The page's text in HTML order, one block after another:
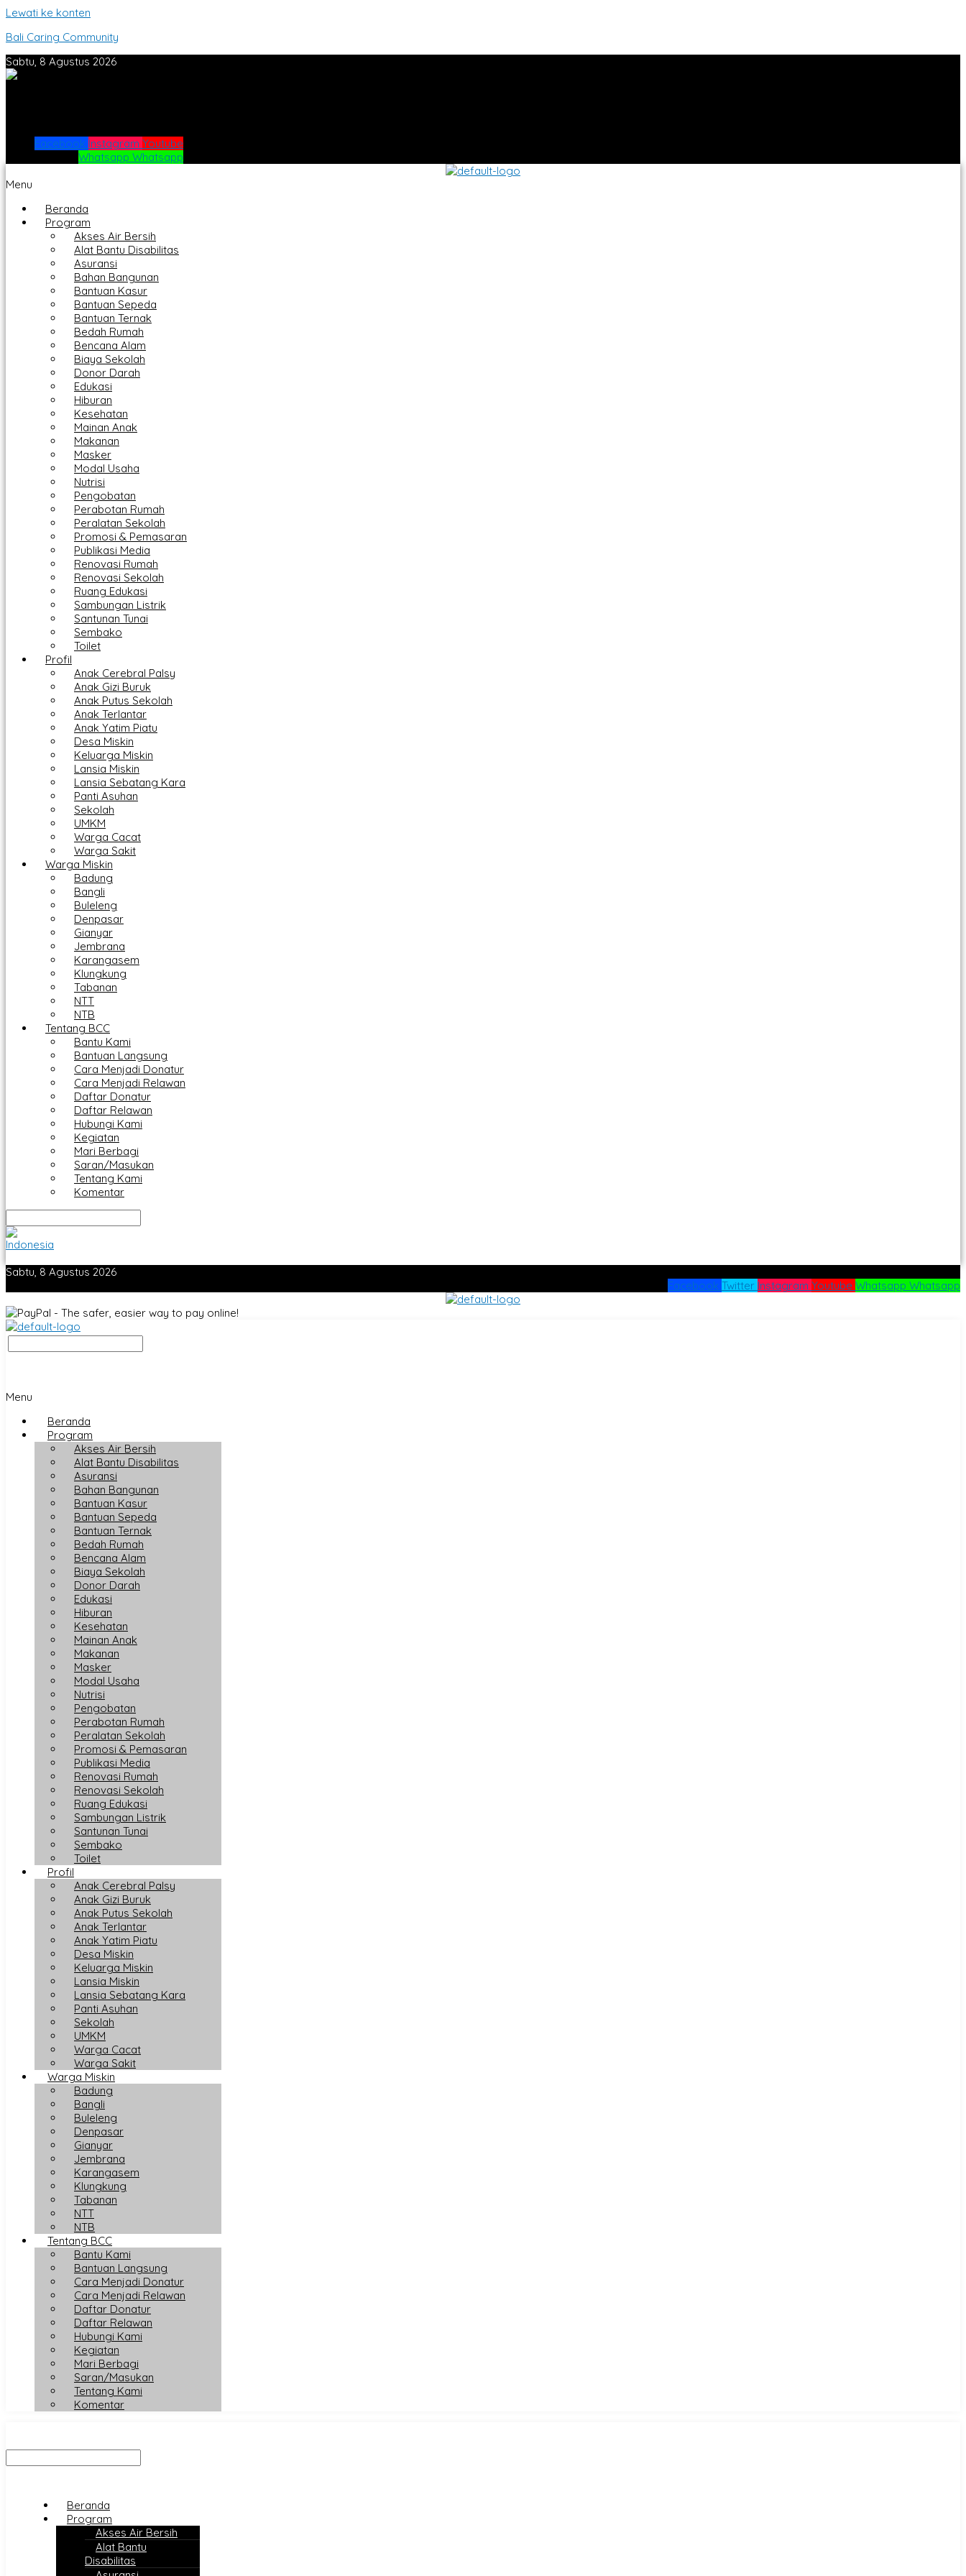
Lewati ke konten
Bali Caring Community
Sabtu, 8 Agustus 2026
Facebook Instagram Youtube
Whatsapp Whatsapp
Menu
Beranda
Program
Akses Air Bersih
Alat Bantu Disabilitas
Asuransi
Bahan Bangunan
Bantuan Kasur
Bantuan Sepeda
Bantuan Ternak
Bedah Rumah
Bencana Alam
Biaya Sekolah
Donor Darah
Edukasi
Hiburan
Kesehatan
Mainan Anak
Makanan
Masker
Modal Usaha
Nutrisi
Pengobatan
Perabotan Rumah
Peralatan Sekolah
Promosi & Pemasaran
Publikasi Media
Renovasi Rumah
Renovasi Sekolah
Ruang Edukasi
Sambungan Listrik
Santunan Tunai
Sembako
Toilet
Profil
Anak Cerebral Palsy
Anak Gizi Buruk
Anak Putus Sekolah
Anak Terlantar
Anak Yatim Piatu
Desa Miskin
Keluarga Miskin
Lansia Miskin
Lansia Sebatang Kara
Panti Asuhan
Sekolah
UMKM
Warga Cacat
Warga Sakit
Warga Miskin
Badung
Bangli
Buleleng
Denpasar
Gianyar
Jembrana
Karangasem
Klungkung
Tabanan
NTT
NTB
Tentang BCC
Bantu Kami
Bantuan Langsung
Cara Menjadi Donatur
Cara Menjadi Relawan
Daftar Donatur
Daftar Relawan
Hubungi Kami
Kegiatan
Mari Berbagi
Saran/Masukan
Tentang Kami
Komentar
Sabtu, 8 Agustus 2026
Facebook Twitter Instagram Youtube Whatsapp Whatsapp
Menu
Beranda
Program
Akses Air Bersih
Alat Bantu Disabilitas
Asuransi
Bahan Bangunan
Bantuan Kasur
Bantuan Sepeda
Bantuan Ternak
Bedah Rumah
Bencana Alam
Biaya Sekolah
Donor Darah
Edukasi
Hiburan
Kesehatan
Mainan Anak
Makanan
Masker
Modal Usaha
Nutrisi
Pengobatan
Perabotan Rumah
Peralatan Sekolah
Promosi & Pemasaran
Publikasi Media
Renovasi Rumah
Renovasi Sekolah
Ruang Edukasi
Sambungan Listrik
Santunan Tunai
Sembako
Toilet
Profil
Anak Cerebral Palsy
Anak Gizi Buruk
Anak Putus Sekolah
Anak Terlantar
Anak Yatim Piatu
Desa Miskin
Keluarga Miskin
Lansia Miskin
Lansia Sebatang Kara
Panti Asuhan
Sekolah
UMKM
Warga Cacat
Warga Sakit
Warga Miskin
Badung
Bangli
Buleleng
Denpasar
Gianyar
Jembrana
Karangasem
Klungkung
Tabanan
NTT
NTB
Tentang BCC
Bantu Kami
Bantuan Langsung
Cara Menjadi Donatur
Cara Menjadi Relawan
Daftar Donatur
Daftar Relawan
Hubungi Kami
Kegiatan
Mari Berbagi
Saran/Masukan
Tentang Kami
Komentar
Beranda
Program
Akses Air Bersih
Alat Bantu
Disabilitas